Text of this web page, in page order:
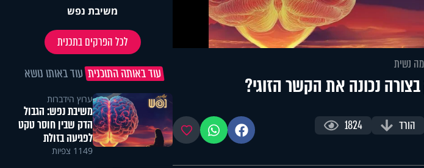
נשית
נכונה את הקשר הזוגי?
הורד 1824 פייסבוקווטסאפ מועדפים
משיבת נפש
לכל הפרקים בתכנית
עוד באותה התוכנית עוד באותו נושא
ערוץ הידברות
משיבת נפש: הגבול
הדק שבין חוסר טקט
לפגיעה בזולת
1149 צפיות